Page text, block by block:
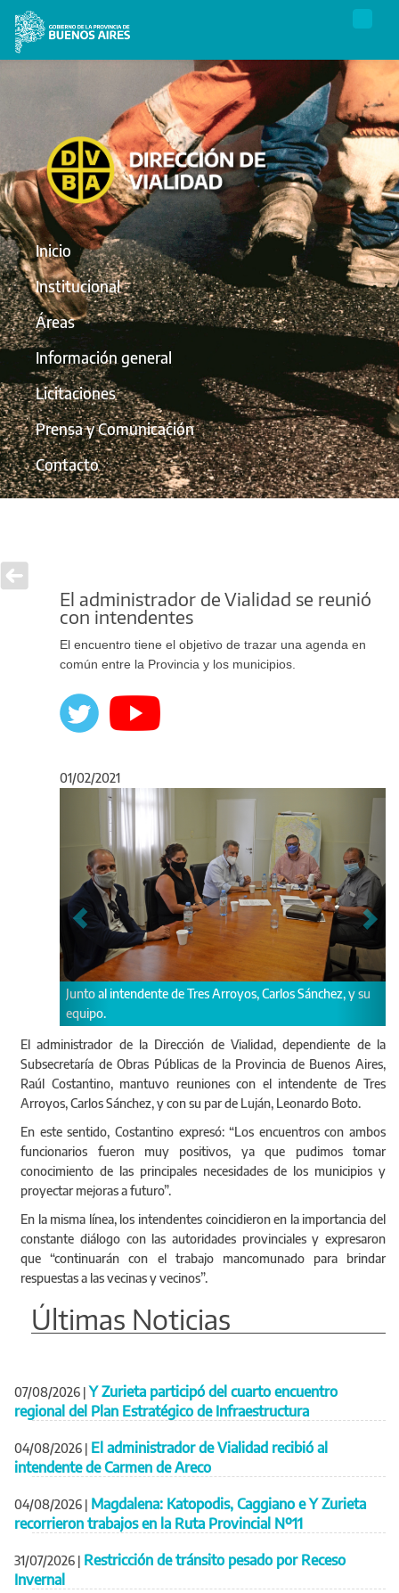
Inicio
Institucional
Áreas
Información general
Licitaciones
Prensa y Comunicación
Contacto
El administrador de Vialidad se reunió
con intendentes
El encuentro tiene el objetivo de trazar una agenda en
común entre la Provincia y los municipios.
01/02/2021
intendente de Tres Arroyos, Carlos Sánchez, y su
Boto.
Anterior
El administrador de la Dirección de Vialidad, dependiente de la
Subsecretaría de Obras Públicas de la Provincia de Buenos Aires,
Raúl Costantino, mantuvo reuniones con el intendente de Tres
Arroyos, Carlos Sánchez, y con su par de Luján, Leonardo Boto.
En este sentido, Costantino expresó: “Los encuentros con ambos
funcionarios fueron muy positivos, ya que pudimos tomar
conocimiento de las principales necesidades de los municipios y
proyectar mejoras a futuro”.
En la misma línea, los intendentes coincidieron en la importancia del
constante diálogo con las autoridades provinciales y expresaron
que “continuarán con el trabajo mancomunado para brindar
respuestas a las vecinas y vecinos”.
Últimas Noticias
07/08/2026 | Y Zurieta participó del cuarto encuentro
regional del Plan Estratégico de Infraestructura
04/08/2026 | El administrador de Vialidad recibió al
intendente de Carmen de Areco
04/08/2026 | Magdalena: Katopodis, Caggiano e Y Zurieta
recorrieron trabajos en la Ruta Provincial Nº11
31/07/2026 | Restricción de tránsito pesado por Receso
Invernal